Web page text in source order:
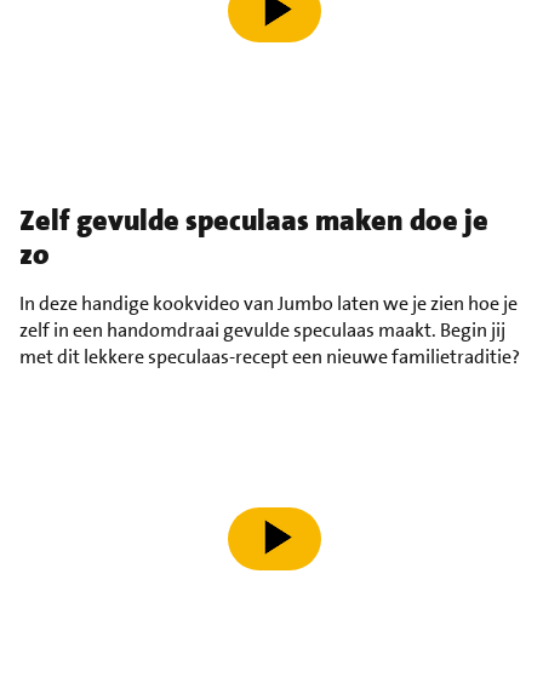
speel video af
Zelf gevulde speculaas maken doe je
zo
In deze handige kookvideo van Jumbo laten we je zien hoe je
zelf in een handomdraai gevulde speculaas maakt. Begin jij
met dit lekkere speculaas-recept een nieuwe familietraditie?
speel video af